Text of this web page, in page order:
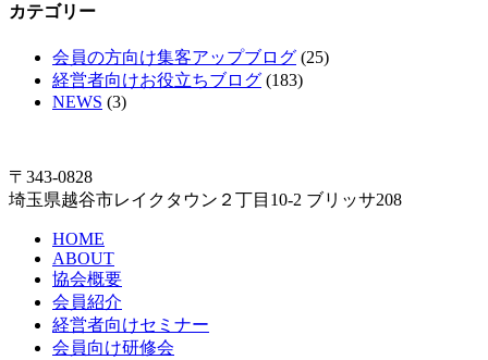
カテゴリー
会員の方向け集客アップブログ (25)
経営者向けお役立ちブログ (183)
NEWS (3)
〒343-0828
埼玉県越谷市レイクタウン２丁目10-2 ブリッサ208
HOME
ABOUT
協会概要
会員紹介
経営者向けセミナー
会員向け研修会